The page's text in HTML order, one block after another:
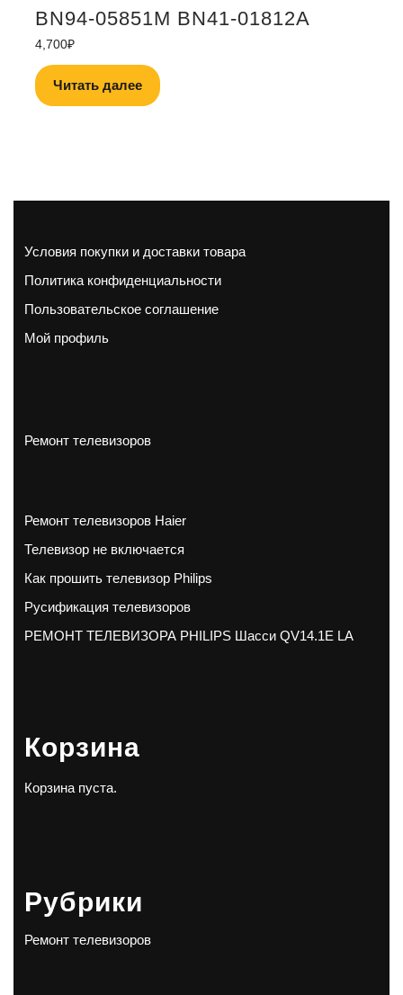
BN94-05851M BN41-01812A
4,700₽
Читать далее
Условия покупки и доставки товара
Политика конфиденциальности
Пользовательское соглашение
Мой профиль
Ремонт телевизоров
Ремонт телевизоров Haier
Телевизор не включается
Как прошить телевизор Philips
Русификация телевизоров
РЕМОНТ ТЕЛЕВИЗОРА PHILIPS Шасси QV14.1E LA
Корзина
Корзина пуста.
Рубрики
Ремонт телевизоров